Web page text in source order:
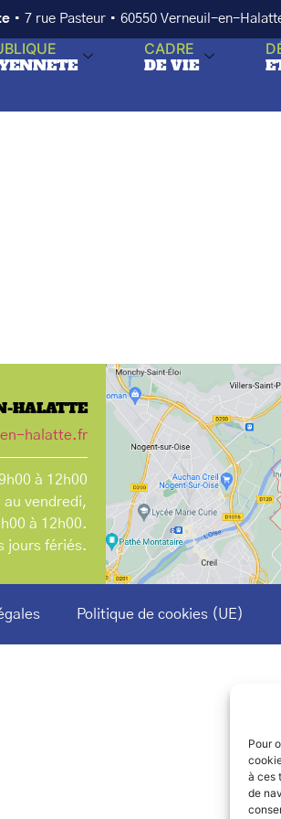
Pour
à ces
de
• 7 rue Pasteur • 60550 Verneuil-en-
CADRE
DE VIE
HALATTE
halatte.fr
à 12h00
vendredi,
à 12h00.
jours fériés.
Politique de cookies (UE)